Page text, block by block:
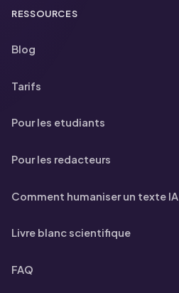
RESSOURCES
Blog
Tarifs
Pour les etudiants
Pour les redacteurs
Comment humaniser un texte IA
Livre blanc scientifique
FAQ